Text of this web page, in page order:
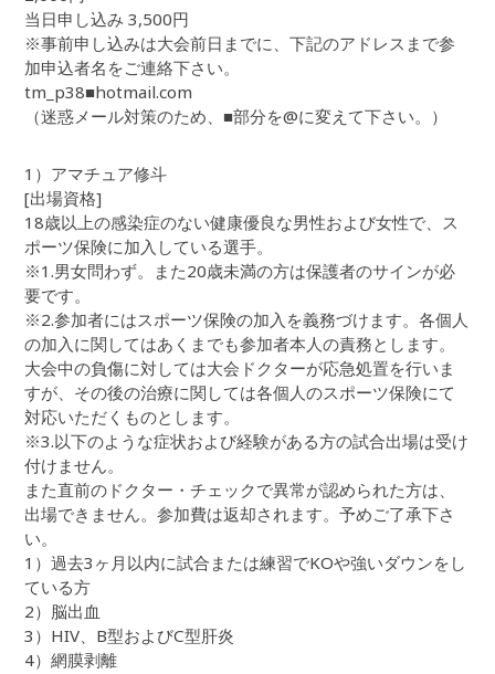
当日申し込み 3,500円
※事前申し込みは大会前日までに、下記のアドレスまで参
加申込者名をご連絡下さい。
tm_p38■hotmail.com
（迷惑メール対策のため、■部分を@に変えて下さい。）
1）アマチュア修斗
[出場資格]
18歳以上の感染症のない健康優良な男性および女性で、ス
ポーツ保険に加入している選手。
※1.男女問わず。また20歳未満の方は保護者のサインが必
要です。
※2.参加者にはスポーツ保険の加入を義務づけます。各個人
の加入に関してはあくまでも参加者本人の責務とします。
大会中の負傷に対しては大会ドクターが応急処置を行いま
すが、その後の治療に関しては各個人のスポーツ保険にて
対応いただくものとします。
※3.以下のような症状および経験がある方の試合出場は受け
付けません。
また直前のドクター・チェックで異常が認められた方は、
出場できません。参加費は返却されます。予めご了承下さ
い。
1）過去3ヶ月以内に試合または練習でKOや強いダウンをし
ている方
2）脳出血
3）HIV、B型およびC型肝炎
4）網膜剥離